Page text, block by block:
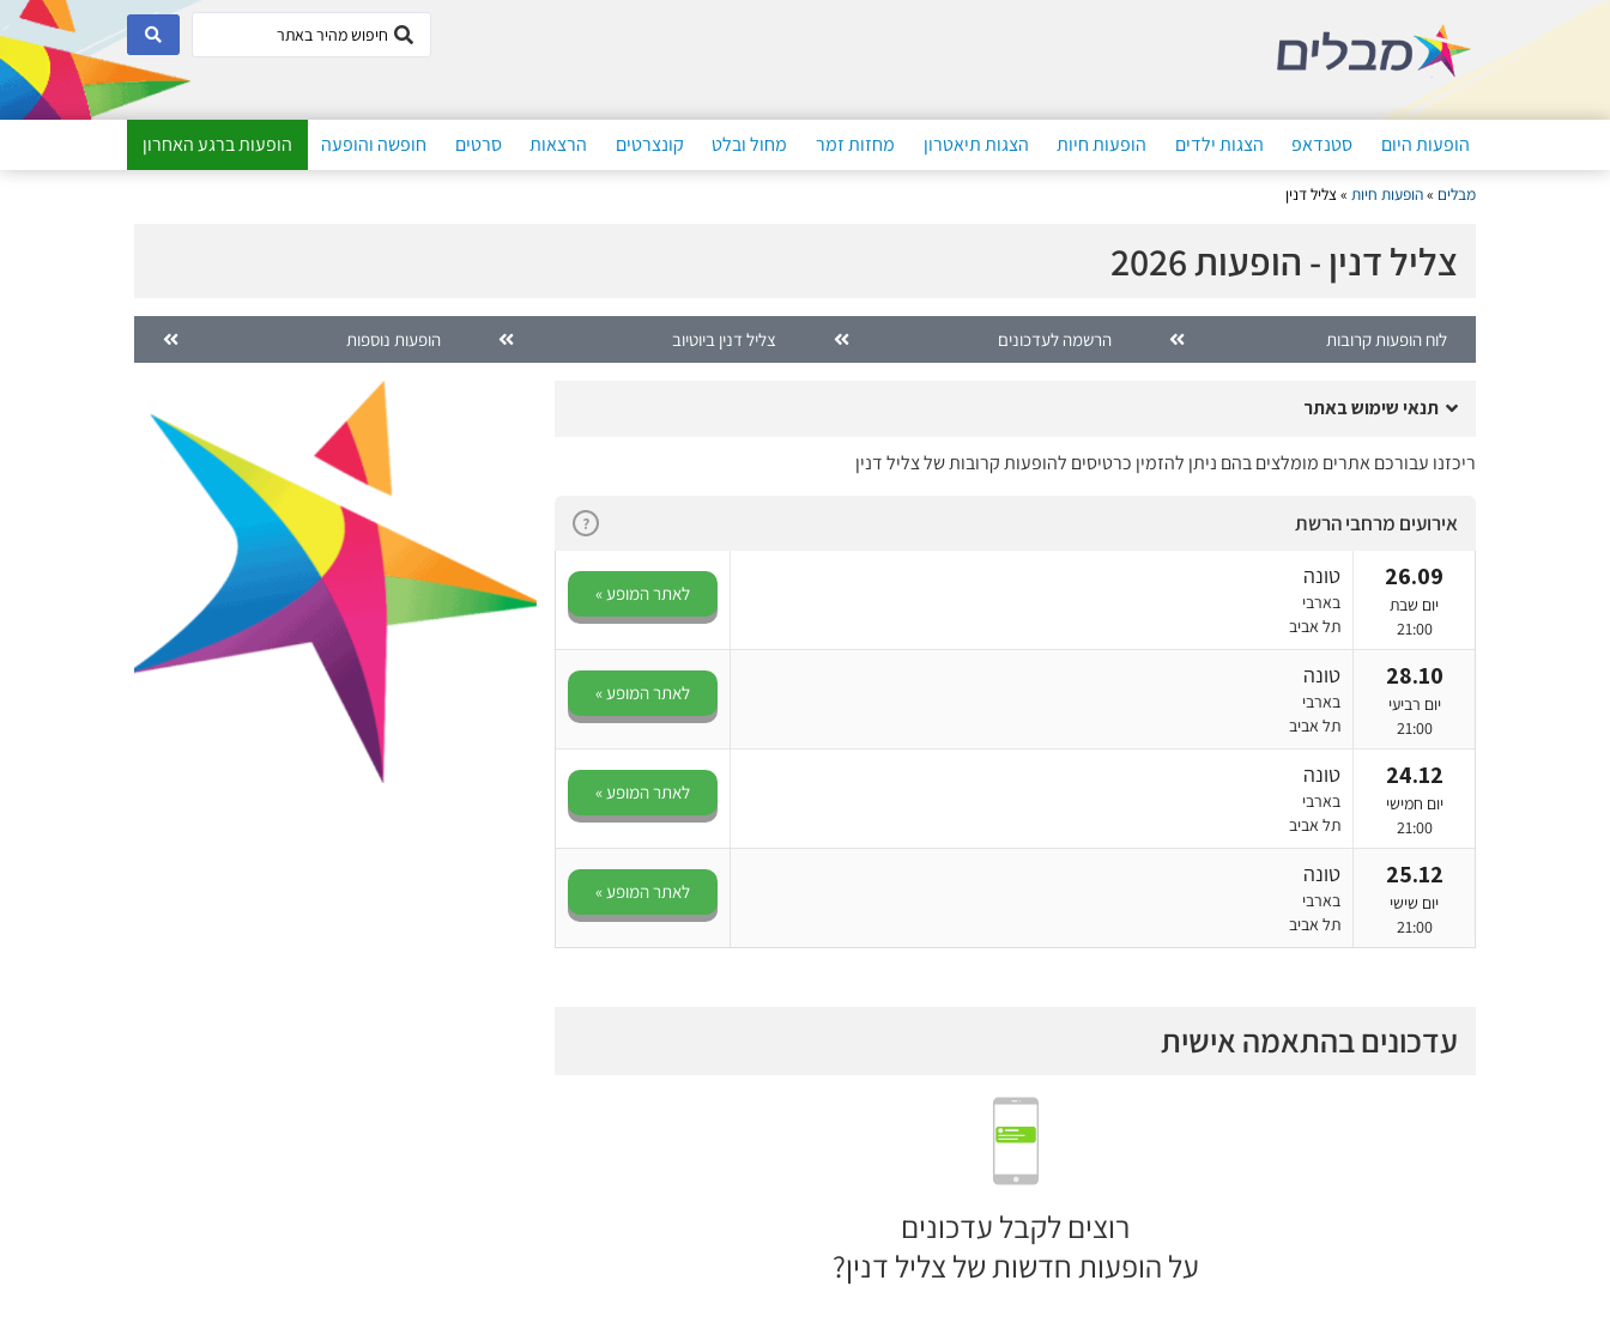
הופעות היום סטנדאפ הצגות ילדים הופעות חיות הצגות תיאטרון מחזות זמר מחול ובלט קונצרטים הרצאות סרטים חופשה והופעה הופעות ברגע האחרון
מבלים »הופעות חיות »צליל דנין
צליל דנין - הופעות 2026
לוח הופעות קרובות הרשמה לעדכונים צליל דנין ביוטיוב הופעות נוספות
תנאי שימוש באתר
ריכזנו עבורכם אתרים מומלצים בהם ניתן להזמין כרטיסים להופעות קרובות של צליל דנין
אירועים מרחבי הרשת ?
26.09
יום שבת
21:00
טונה
בארבי
תל אביב
לאתר המופע »
28.10
יום רביעי
21:00
טונה
בארבי
תל אביב
לאתר המופע »
24.12
יום חמישי
21:00
טונה
בארבי
תל אביב
לאתר המופע »
25.12
יום שישי
21:00
טונה
בארבי
תל אביב
לאתר המופע »
עדכונים בהתאמה אישית
רוצים לקבל עדכונים
על הופעות חדשות של צליל דנין?